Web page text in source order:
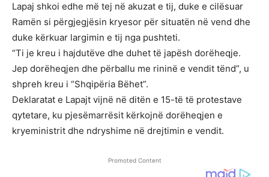
Lapaj shkoi edhe më tej në akuzat e tij, duke e cilësuar
Ramën si përgjegjësin kryesor për situatën në vend dhe
duke kërkuar largimin e tij nga pushteti.
“Ti je kreu i hajdutëve dhe duhet të japësh dorëheqje.
Jep dorëheqjen dhe përballu me rininë e vendit tënd”, u
shpreh kreu i “Shqipëria Bëhet”.
Deklaratat e Lapajt vijnë në ditën e 15-të të protestave
qytetare, ku pjesëmarrësit kërkojnë dorëheqjen e
kryeministrit dhe ndryshime në drejtimin e vendit.
Promoted Content